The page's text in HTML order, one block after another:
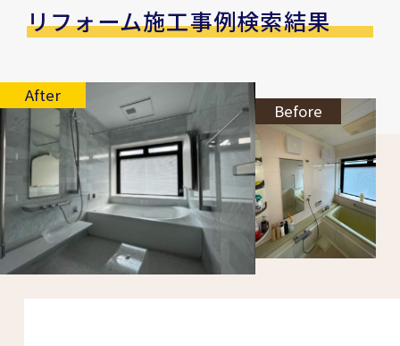
リフォーム施工事例検索結果
After
Before